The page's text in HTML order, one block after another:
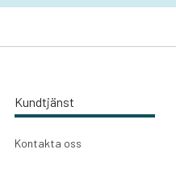
Kundtjänst
Kontakta oss